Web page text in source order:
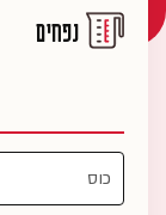
נפחים